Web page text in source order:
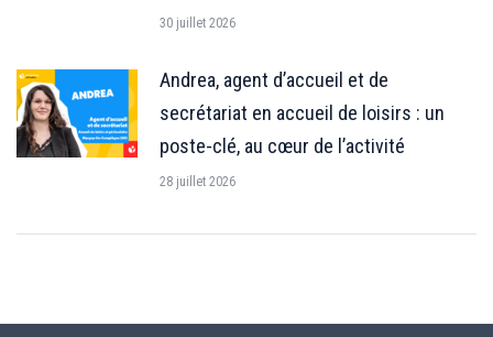
30 juillet 2026
Andrea, agent d’accueil et de
secrétariat en accueil de loisirs : un
poste-clé, au cœur de l’activité
28 juillet 2026